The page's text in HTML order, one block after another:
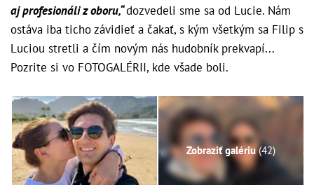
aj profesionáli z oboru,“dozvedeli sme sa od Lucie. Nám
ostáva iba ticho závidieť a čakať, s kým všetkým sa Filip s
Luciou stretli a čím novým nás hudobník prekvapí...
Pozrite si vo FOTOGALÉRII, kde všade boli.
Zobraziť galériu(42)